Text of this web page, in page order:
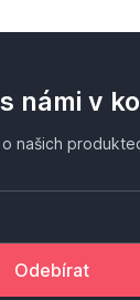
námi v
našich
Odebírat